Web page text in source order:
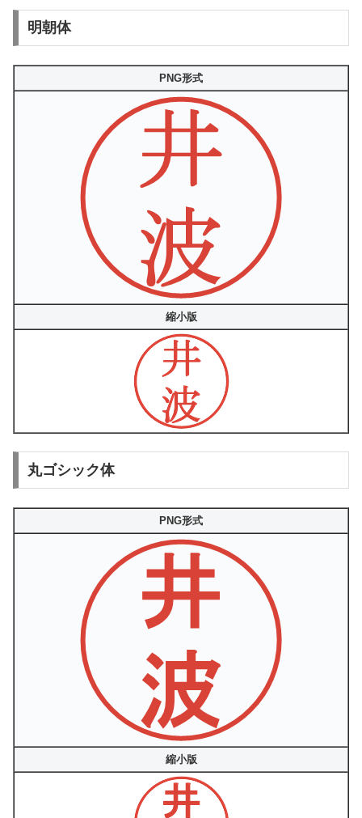
明朝体
PNG形式
縮小版
丸ゴシック体
PNG形式
縮小版